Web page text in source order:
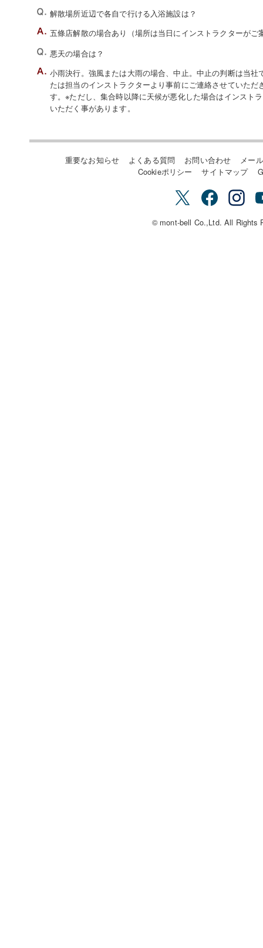
解散場所近辺で各自で行ける入浴施設は？
五條店解散の場合あり（場所は当日にインストラクターがご
悪天の場合は？
小雨決行。強風または大雨の場合、中止。中止の判断は当
たは担当のインストラクターより事前にご連絡させていた
す。※ただし、集合時以降に天候が悪化した場合はインスト
いただく事があります。
重要なお知らせ よくある質問 お問い合わせ
メー
Cookieポリシー
サイトマップ
© mont-bell Co.,Ltd. All Rights